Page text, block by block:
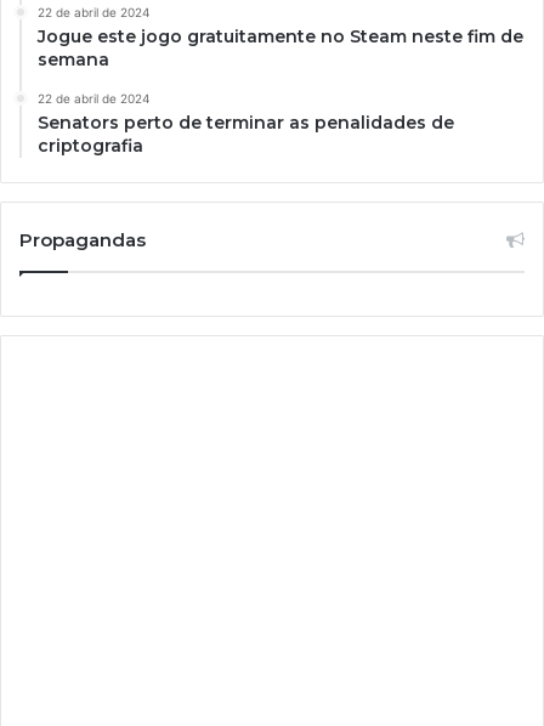
22 de abril de 2024
Jogue este jogo gratuitamente no Steam neste fim de
semana
22 de abril de 2024
Senators perto de terminar as penalidades de
criptografia
Propagandas